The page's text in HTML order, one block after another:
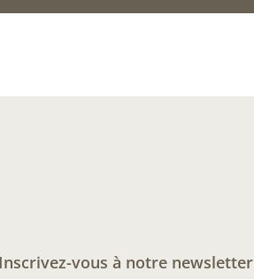
Inscrivez-vous à notre newsletter